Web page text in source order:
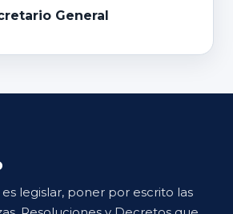
General
legislar, poner por escrito las